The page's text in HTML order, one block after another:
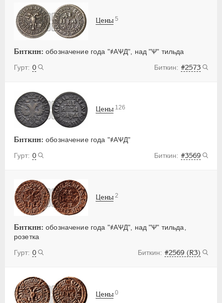
Биткин: обозначение года "҂АѰД", над "Ѱ" тильда
0
#2573
Цены 5
Биткин: обозначение года "҂АѰД"
0
#3569
Цены 126
Биткин: обозначение года "҂АѰД", над "Ѱ" тильда,
розетка
0
#2569 (R3)
Цены 2
Цены 0